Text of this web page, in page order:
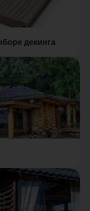
декинга